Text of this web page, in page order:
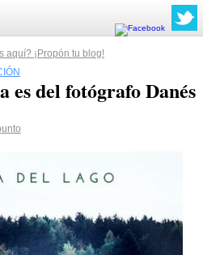
aquí? ¡Propón tu blog!
es del fotógrafo Danés